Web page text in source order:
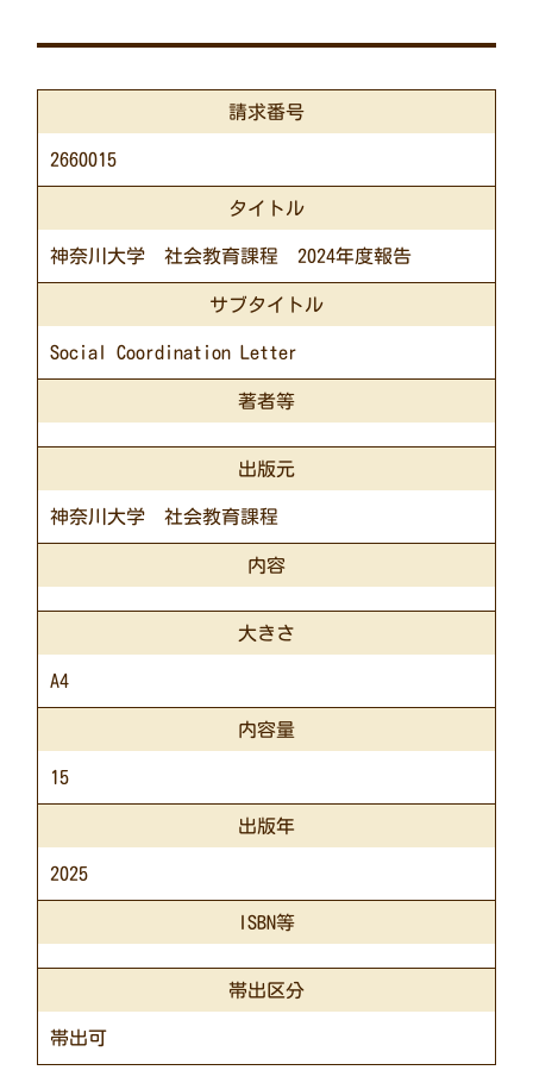
請求番号
2660015
タイトル
神奈川大学 社会教育課程 2024年度報告
サブタイトル
Social Coordination Letter
著者等
出版元
神奈川大学 社会教育課程
内容
大きさ
A4
内容量
15
出版年
2025
ISBN等
帯出区分
帯出可